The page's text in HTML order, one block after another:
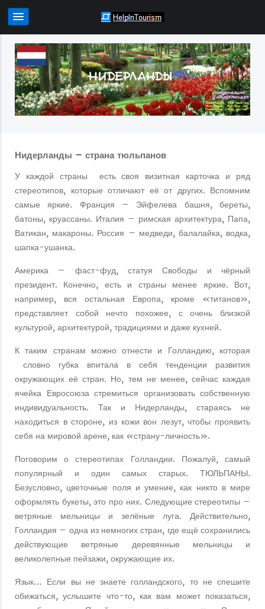
Нидерланды – страна тюльпанов
У каждой страны есть своя визитная карточка и ряд
стереотипов, которые отличают её от других. Вспомним
самые яркие. Франция – Эйфелева башня, береты,
батоны, круассаны. Италия – римская архитектура, Папа,
Ватикан, макароны. Россия – медведи, балалайка, водка,
шапка-ушанка.
Америка – фаст-фуд, статуя Свободы и чёрный
президент. Конечно, есть и страны менее яркие. Вот,
например, вся остальная Европа, кроме «титанов»,
представляет собой нечто похожее, с очень близкой
культурой, архитектурой, традициями и даже кухней.
К таким странам можно отнести и Голландию, которая
словно губка впитала в себя тенденции развития
окружающих её стран. Но, тем не менее, сейчас каждая
ячейка Евросоюза стремиться организовать собственную
индивидуальность. Так и Нидерланды, стараясь не
находиться в стороне, из кожи вон лезут, чтобы проявить
себя на мировой арене, как «страну-личность».
Поговорим о стереотипах Голландии. Пожалуй, самый
популярный и один самых старых. ТЮЛЬПАНЫ.
Безусловно, цветочные поля и умение, как никто в мире
оформлять букеты, это про них. Следующие стереотипы –
ветряные мельницы и зелёные луга. Действительно,
Голландия – одна из немногих стран, где ещё сохранились
действующие ветряные деревянные мельницы и
великолепные пейзажи, окружающие их.
Язык… Если вы не знаете голландского, то не спешите
обижаться, услышите что-то, как вам может показаться,